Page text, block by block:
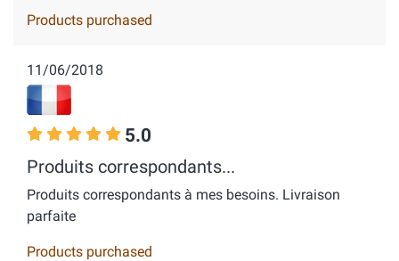
Products purchased
11/06/2018
5.0
Produits correspondants...
Produits correspondants à mes besoins. Livraison
parfaite
Products purchased